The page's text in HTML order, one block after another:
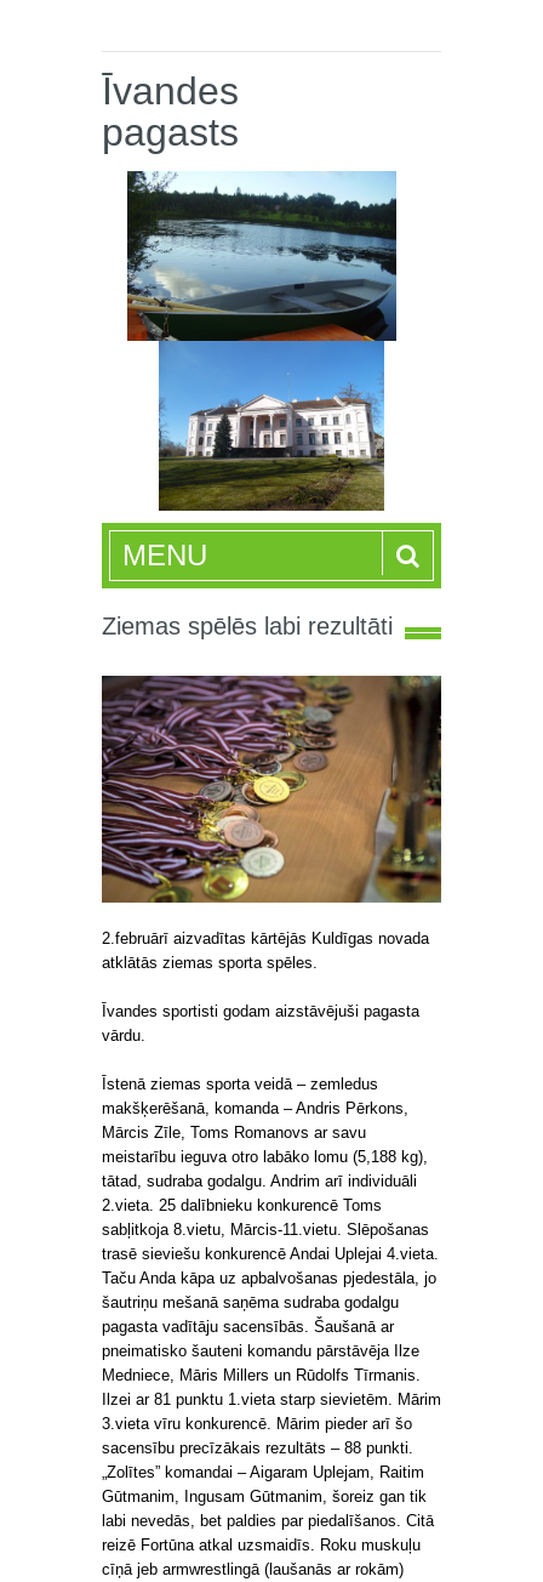
Īvandes
pagasts
MENU
Ziemas spēlēs labi rezultāti
2.februārī aizvadītas kārtējās Kuldīgas novada
atklātās ziemas sporta spēles.
Īvandes sportisti godam aizstāvējuši pagasta
vārdu.
Īstenā ziemas sporta veidā – zemledus
makšķerēšanā, komanda – Andris Pērkons,
Mārcis Zīle, Toms Romanovs ar savu
meistarību ieguva otro labāko lomu (5,188 kg),
tātad, sudraba godalgu. Andrim arī individuāli
2.vieta. 25 dalībnieku konkurencē Toms
sabļitkoja 8.vietu, Mārcis-11.vietu. Slēpošanas
trasē sieviešu konkurencē Andai Uplejai 4.vieta.
Taču Anda kāpa uz apbalvošanas pjedestāla, jo
šautriņu mešanā saņēma sudraba godalgu
pagasta vadītāju sacensībās. Šaušanā ar
pneimatisko šauteni komandu pārstāvēja Ilze
Medniece, Māris Millers un Rūdolfs Tīrmanis.
Ilzei ar 81 punktu 1.vieta starp sievietēm. Mārim
3.vieta vīru konkurencē. Mārim pieder arī šo
sacensību precīzākais rezultāts – 88 punkti.
„Zolītes” komandai – Aigaram Uplejam, Raitim
Gūtmanim, Ingusam Gūtmanim, šoreiz gan tik
labi nevedās, bet paldies par piedalīšanos. Citā
reizē Fortūna atkal uzsmaidīs. Roku muskuļu
cīņā jeb armwrestlingā (laušanās ar rokām)